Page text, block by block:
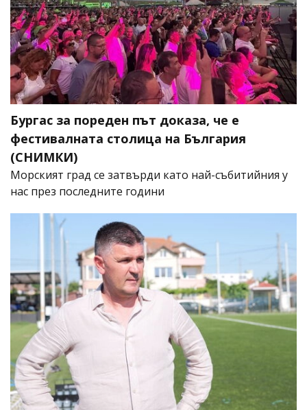
Бургас за пореден път доказа, че е
фестивалната столица на България
(СНИМКИ)
Морският град се затвърди като най-събитийния у
нас през последните години